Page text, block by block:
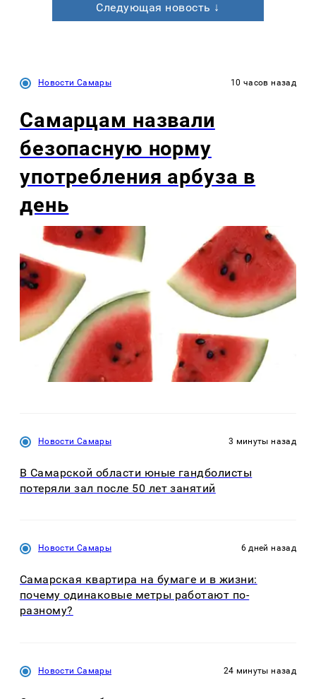
Следующая новость ↓
Новости Самары 10 часов назад
Самарцам назвали
безопасную норму
употребления арбуза в
день
Новости Самары 3 минуты назад
В Самарской области юные гандболисты
потеряли зал после 50 лет занятий
Новости Самары 6 дней назад
Самарская квартира на бумаге и в жизни:
почему одинаковые метры работают по-
разному?
Новости Самары 24 минуты назад